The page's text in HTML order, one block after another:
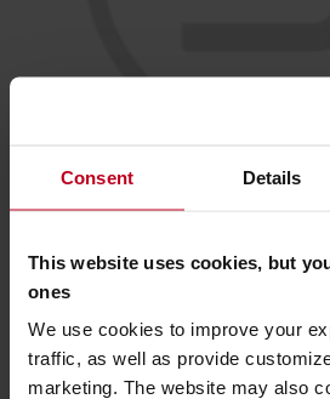
Consent Details
This website uses cookies, but
ones
We use cookies to improve your
traffic, as well as provide
marketing. The website may also
Okostargonca
telematikai hardverrel. A targoncák
összekapcsolhatók a Toyota I_Site
nyomon követhető többek között az
a pontos pozíció, az ütközések
minden más.